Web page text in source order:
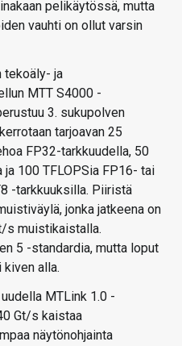
pelikäytössä, mutta
vauhti on ollut varsin
tekoäly- ja
MTT S4000 -
3. sukupolven
tarjoavan 25
FP32-tarkkuudella, 50
100 TFLOPSia FP16- tai
-tarkkuuksilla. Piiristä
jonka jatkeena on
s muistikaistalla.
5 -standardia, mutta loput
alla.
MTLink 1.0 -
Gt/s kaistaa
näytönohjainta